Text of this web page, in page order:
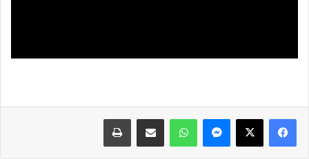
فيسبوك X ماسنجر واتساب مشاركة عبر البريد طباعة